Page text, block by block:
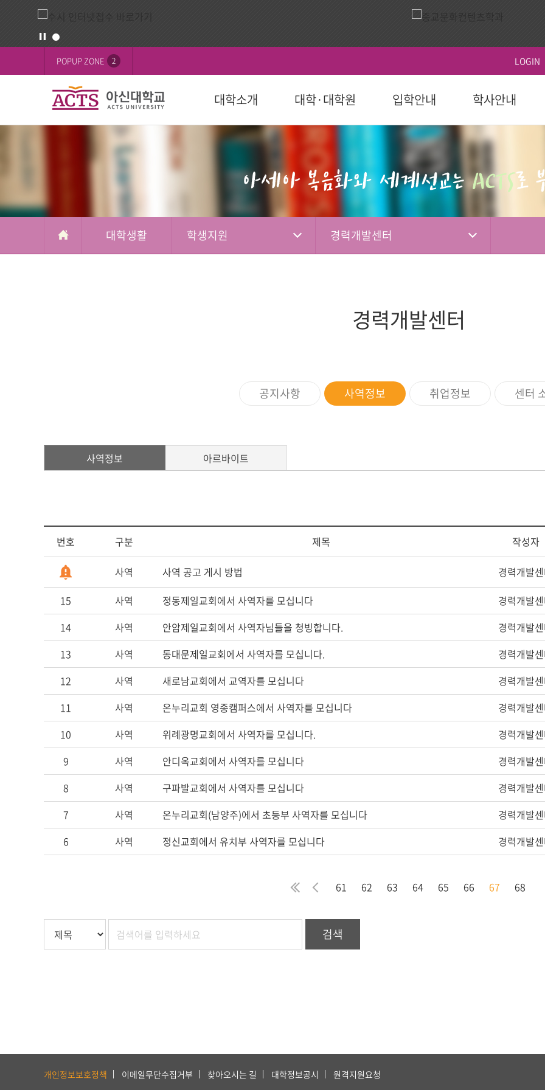
POPUP ZONE 2 LOGIN
대학소개
교육목표
설립목적
역사
연혁
ACTS비전
장단기발전계획
대학상징 대학기관
규정
학교법인
캠퍼스맵
전화번호안내
대학·대학원
대학
학과(2024학년도 이후) 학부(2023학년도 이전)
대학원
일반대학원
선교대학원
국제교육원(AIGS)
입학안내
국제교육원(AIGS)
학사안내
대학
학사일정
등록
성적
학적
국외 학점교류
자격증 및 인증서
연계전공
학부제
대학원
학사일정
등록 및 수강신청
시험 및 성적
학생활동
학생행사
시설이용
식당
편의시설
체육시설
시설대여
생활관
학생지원
학자금대출
장학
사회봉사지원
사제동행
사제동행
FOCUS on ACTS
행사
ACTS 사이버 홍보단
ACTS NEWS
아신TALK
영상
홍보 영상
행사 영상
홍보 책자
대학 요람
홍보 브로셔
소셜미디어 선교소식
후원 안내 후원 현황
대학생활 학생지원 경력개발센터
경력개발센터
공지사항 사역정보 취업정보 센터
사역정보 아르바이트
번호 구분 제목 작성자
사역 사역 공고 게시 방법 경력개발
15
사역 정동제일교회에서 사역자를 모십니다 경력개발
14
사역 안암제일교회에서 사역자님들을 청빙합니다. 경력개발
13
사역 동대문제일교회에서 사역자를 모십니다. 경력개발
12
사역 새로남교회에서 교역자를 모십니다 경력개발
11
사역 온누리교회 영종캠퍼스에서 사역자를 모십니다 경력개발
10
사역 위례광명교회에서 사역자를 모십니다. 경력개발
9
사역 안디옥교회에서 사역자를 모십니다 경력개발
8
사역 구파발교회에서 사역자를 모십니다 경력개발
7
사역 온누리교회(남양주)에서 초등부 사역자를 모십니다 경력개발
6
사역 정신교회에서 유치부 사역자를 모십니다 경력개발
처
음
이 61 62 63 64 65 66 67 68
검색
개인정보보호정책 이메일무단수집거부 찾아오시는 길 대학정보공시 원격지원요청